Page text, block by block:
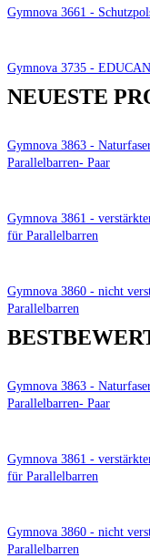
Gymnova 3661 -
Gymnova 3735 -
NEUESTE
Gymnova 3863 -
Parallelbarren- Paar
Gymnova 3861 -
für Parallelbarren
Gymnova 3860 - nicht
Parallelbarren
Gymnova 3863 -
Parallelbarren- Paar
Gymnova 3861 -
für Parallelbarren
Gymnova 3860 - nicht
Parallelbarren